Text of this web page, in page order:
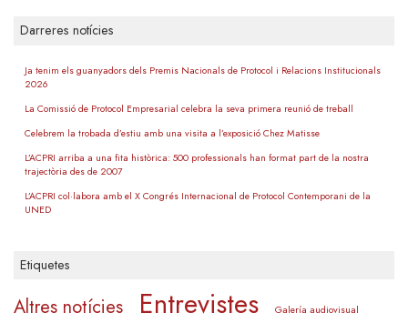
Darreres notícies
Ja tenim els guanyadors dels Premis Nacionals de Protocol i Relacions Institucionals
2026
La Comissió de Protocol Empresarial celebra la seva primera reunió de treball
Celebrem la trobada d’estiu amb una visita a l’exposició Chez Matisse
L’ACPRI arriba a una fita històrica: 500 professionals han format part de la nostra
trajectòria des de 2007
L’ACPRI col·labora amb el X Congrés Internacional de Protocol Contemporani de la
UNED
Etiquetes
Altres notícies Entrevistes Galería audiovisual